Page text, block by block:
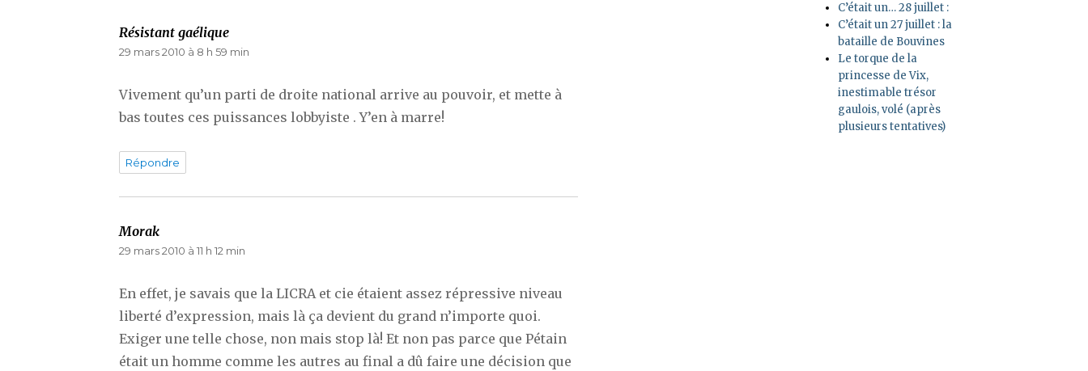
Résistant gaélique
29 mars 2010 à 8 h 59 min
Vivement qu’un parti de droite national arrive au pouvoir, et mette à
bas toutes ces puissances lobbyiste . Y’en à marre!
Répondre
Morak
29 mars 2010 à 11 h 12 min
En effet, je savais que la LICRA et cie étaient assez répressive niveau
liberté d’expression, mais là ça devient du grand n’importe quoi.
Exiger une telle chose, non mais stop là! Et non pas parce que Pétain
était un homme comme les autres au final a dû faire une décision que
C’était un… 28 juillet :
C’était un 27 juillet : la
bataille de Bouvines
Le torque de la
princesse de Vix,
inestimable trésor
gaulois, volé (après
plusieurs tentatives)